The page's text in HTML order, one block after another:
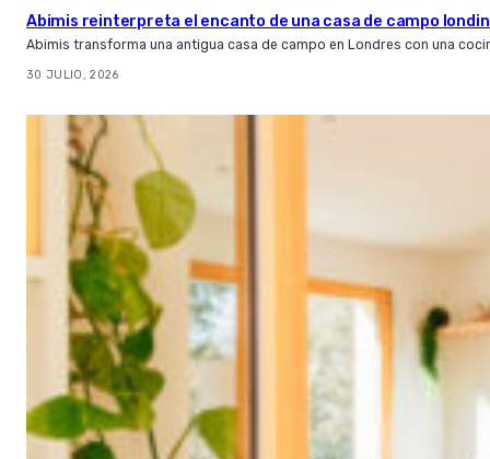
Abimis reinterpreta el encanto de una casa de campo
Abimis transforma una antigua casa de campo en Londres con una
30 JULIO, 2026